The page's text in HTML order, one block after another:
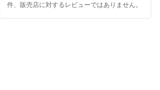
件、販売店に対するレビューではありません。